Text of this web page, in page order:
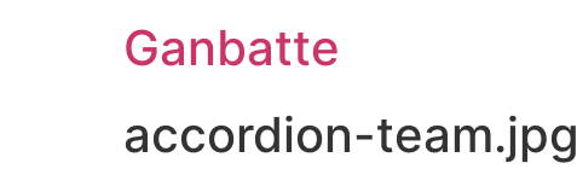
Ganbatte
accordion-team.jpg